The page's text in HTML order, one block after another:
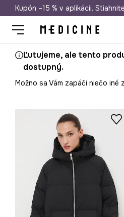
Doprava
Kupón –15 % v aplikácii.
Ľutujeme, ale tento
dostupný.
Možno sa Vám zapáči niečo iné